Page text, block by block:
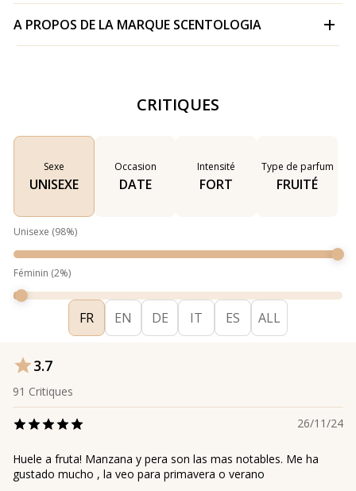
A PROPOS DE LA MARQUE SCENTOLOGIA
CRITIQUES
Sexe
UNISEXE
Occasion
DATE
Intensité
FORT
Type de parfum
FRUITÉ
Unisexe (98%)
Féminin (2%)
FR EN DE IT ES ALL
3.7
91 Critiques
26/11/24
Huele a fruta! Manzana y pera son las mas notables. Me ha
gustado mucho , la veo para primavera o verano